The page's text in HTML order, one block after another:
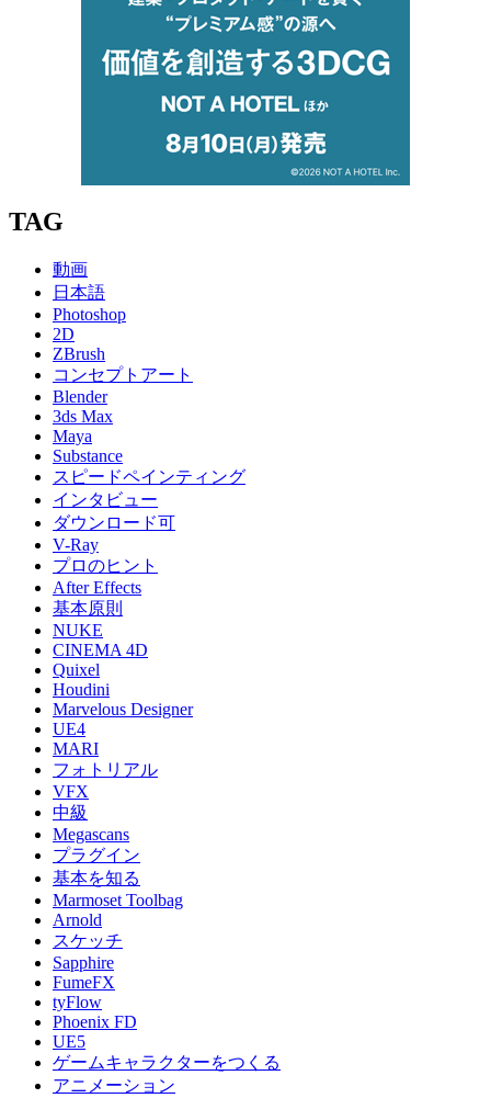
TAG
動画
日本語
Photoshop
2D
ZBrush
コンセプトアート
Blender
3ds Max
Maya
Substance
スピードペインティング
インタビュー
ダウンロード可
V-Ray
プロのヒント
After Effects
基本原則
NUKE
CINEMA 4D
Quixel
Houdini
Marvelous Designer
UE4
MARI
フォトリアル
VFX
中級
Megascans
プラグイン
基本を知る
Marmoset Toolbag
Arnold
スケッチ
Sapphire
FumeFX
tyFlow
Phoenix FD
UE5
ゲームキャラクターをつくる
アニメーション